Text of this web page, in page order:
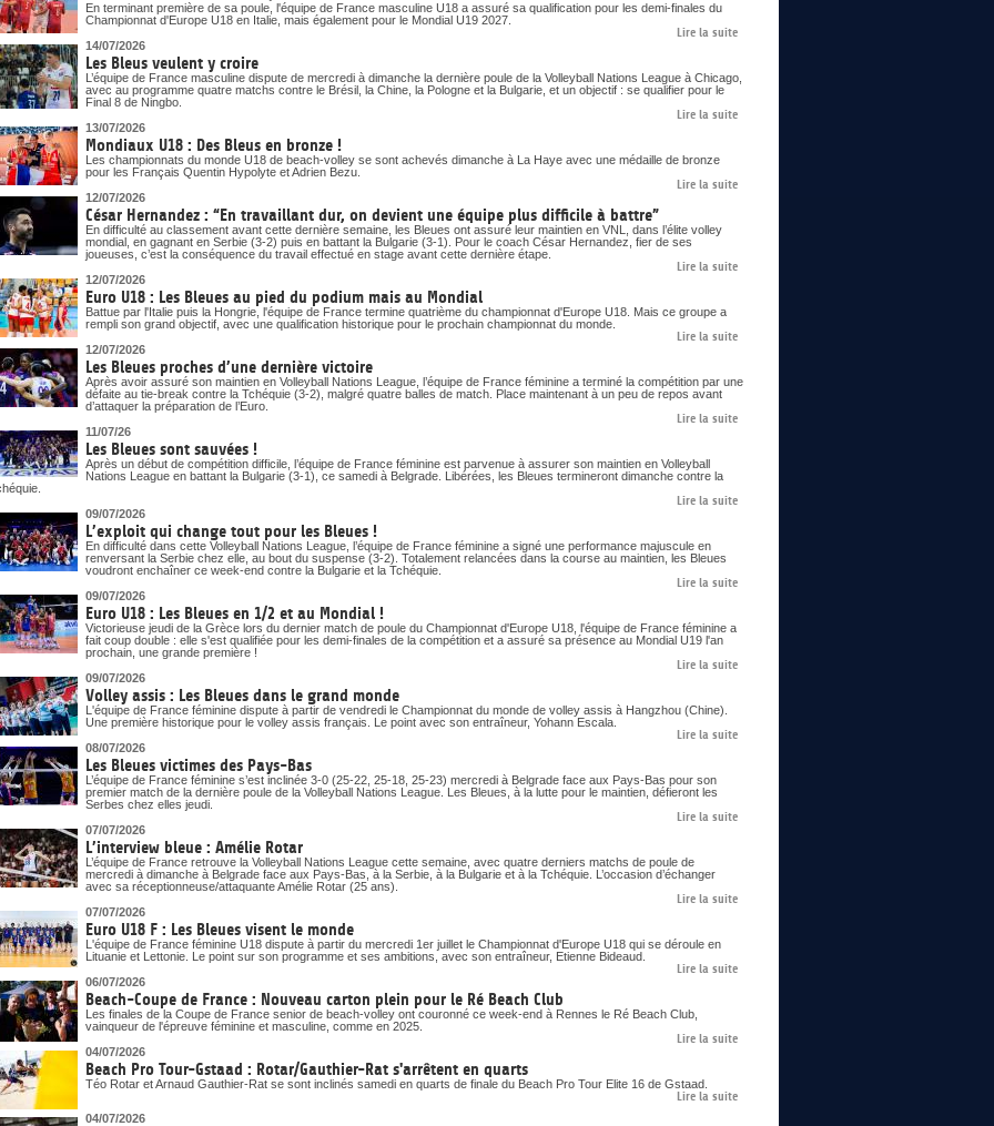
En terminant première de sa poule, l'équipe de France masculine U18 a assuré sa qualification pour les demi-finales du
Championnat d'Europe U18 en Italie, mais également pour le Mondial U19 2027.
Lire la suite
14/07/2026
Les Bleus veulent y croire
L’équipe de France masculine dispute de mercredi à dimanche la dernière poule de la Volleyball Nations League à Chicago,
avec au programme quatre matchs contre le Brésil, la Chine, la Pologne et la Bulgarie, et un objectif : se qualifier pour le
Final 8 de Ningbo.
Lire la suite
13/07/2026
Mondiaux U18 : Des Bleus en bronze !
Les championnats du monde U18 de beach-volley se sont achevés dimanche à La Haye avec une médaille de bronze
pour les Français Quentin Hypolyte et Adrien Bezu.
Lire la suite
12/07/2026
César Hernandez : “En travaillant dur, on devient une équipe plus difficile à battre”
En difficulté au classement avant cette dernière semaine, les Bleues ont assuré leur maintien en VNL, dans l’élite volley
mondial, en gagnant en Serbie (3-2) puis en battant la Bulgarie (3-1). Pour le coach César Hernandez, fier de ses
joueuses, c’est la conséquence du travail effectué en stage avant cette dernière étape.
Lire la suite
12/07/2026
Euro U18 : Les Bleues au pied du podium mais au Mondial
Battue par l'Italie puis la Hongrie, l'équipe de France termine quatrième du championnat d'Europe U18. Mais ce groupe a
rempli son grand objectif, avec une qualification historique pour le prochain championnat du monde.
Lire la suite
12/07/2026
Les Bleues proches d’une dernière victoire
Après avoir assuré son maintien en Volleyball Nations League, l’équipe de France féminine a terminé la compétition par une
défaite au tie-break contre la Tchéquie (3-2), malgré quatre balles de match. Place maintenant à un peu de repos avant
d’attaquer la préparation de l’Euro.
Lire la suite
11/07/26
Les Bleues sont sauvées !
Après un début de compétition difficile, l’équipe de France féminine est parvenue à assurer son maintien en Volleyball
Nations League en battant la Bulgarie (3-1), ce samedi à Belgrade. Libérées, les Bleues termineront dimanche contre la
Lire la suite
09/07/2026
L’exploit qui change tout pour les Bleues !
En difficulté dans cette Volleyball Nations League, l’équipe de France féminine a signé une performance majuscule en
renversant la Serbie chez elle, au bout du suspense (3-2). Totalement relancées dans la course au maintien, les Bleues
voudront enchaîner ce week-end contre la Bulgarie et la Tchéquie.
Lire la suite
09/07/2026
Euro U18 : Les Bleues en 1/2 et au Mondial !
Victorieuse jeudi de la Grèce lors du dernier match de poule du Championnat d'Europe U18, l'équipe de France féminine a
fait coup double : elle s'est qualifiée pour les demi-finales de la compétition et a assuré sa présence au Mondial U19 l'an
prochain, une grande première !
Lire la suite
09/07/2026
Volley assis : Les Bleues dans le grand monde
L'équipe de France féminine dispute à partir de vendredi le Championnat du monde de volley assis à Hangzhou (Chine).
Une première historique pour le volley assis français. Le point avec son entraîneur, Yohann Escala.
Lire la suite
08/07/2026
Les Bleues victimes des Pays-Bas
L’équipe de France féminine s’est inclinée 3-0 (25-22, 25-18, 25-23) mercredi à Belgrade face aux Pays-Bas pour son
premier match de la dernière poule de la Volleyball Nations League. Les Bleues, à la lutte pour le maintien, défieront les
Serbes chez elles jeudi.
Lire la suite
07/07/2026
L’interview bleue : Amélie Rotar
L’équipe de France retrouve la Volleyball Nations League cette semaine, avec quatre derniers matchs de poule de
mercredi à dimanche à Belgrade face aux Pays-Bas, à la Serbie, à la Bulgarie et à la Tchéquie. L’occasion d’échanger
avec sa réceptionneuse/attaquante Amélie Rotar (25 ans).
Lire la suite
07/07/2026
Euro U18 F : Les Bleues visent le monde
L'équipe de France féminine U18 dispute à partir du mercredi 1er juillet le Championnat d'Europe U18 qui se déroule en
Lituanie et Lettonie. Le point sur son programme et ses ambitions, avec son entraîneur, Etienne Bideaud.
Lire la suite
06/07/2026
Beach-Coupe de France : Nouveau carton plein pour le Ré Beach Club
Les finales de la Coupe de France senior de beach-volley ont couronné ce week-end à Rennes le Ré Beach Club,
vainqueur de l'épreuve féminine et masculine, comme en 2025.
Lire la suite
04/07/2026
Beach Pro Tour-Gstaad : Rotar/Gauthier-Rat s'arrêtent en quarts
Téo Rotar et Arnaud Gauthier-Rat se sont inclinés samedi en quarts de finale du Beach Pro Tour Elite 16 de Gstaad.
Lire la suite
04/07/2026